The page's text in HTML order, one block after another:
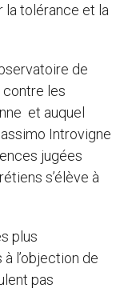
la tolérance et la
de
contre les
et auquel
Introvigne
jugées
s’élève à
plus
l’objection de
pas